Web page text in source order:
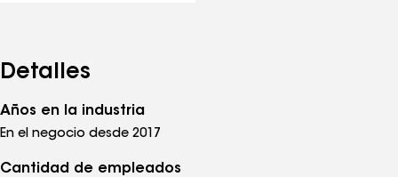
Detalles
Años en la industria
En el negocio desde 2017
Cantidad de empleados